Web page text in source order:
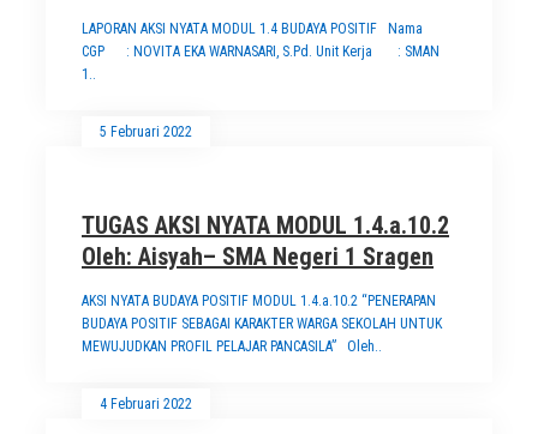
LAPORAN AKSI NYATA MODUL 1.4 BUDAYA POSITIF Nama
CGP : NOVITA EKA WARNASARI, S.Pd. Unit Kerja : SMAN
1..
5 Februari 2022
TUGAS AKSI NYATA MODUL 1.4.a.10.2
Oleh: Aisyah– SMA Negeri 1 Sragen
AKSI NYATA BUDAYA POSITIF MODUL 1.4.a.10.2 “PENERAPAN
BUDAYA POSITIF SEBAGAI KARAKTER WARGA SEKOLAH UNTUK
MEWUJUDKAN PROFIL PELAJAR PANCASILA” Oleh..
4 Februari 2022